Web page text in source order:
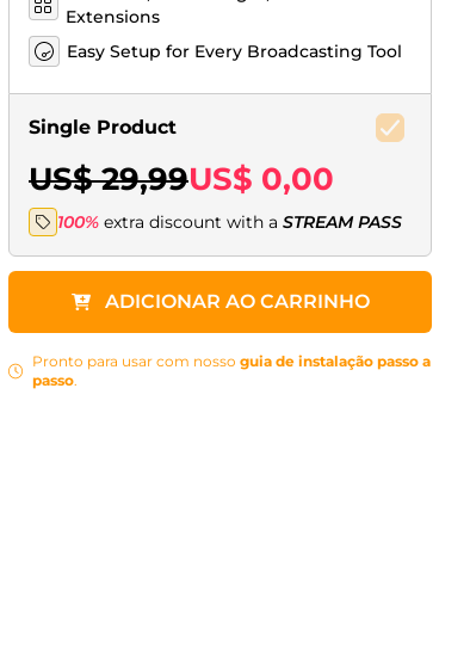
Extensions
Easy Setup for Every Broadcasting Tool
Single Product
US$ 29,99US$ 0,00
100% extra discount with a STREAM PASS
ADICIONAR AO CARRINHO
Pronto para usar com nossoguia de instalação passo a
passo.